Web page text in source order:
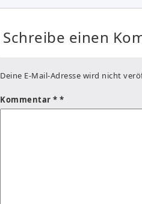
Schreibe einen
Deine E-Mail-Adresse wird nicht
Kommentar *